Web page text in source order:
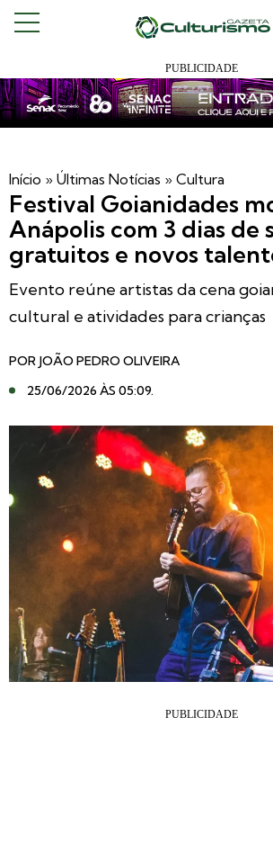
Início » Últimas Notícias » Cultura
Festival Goianidades
Anápolis com 3 dias de
gratuitos e novos
Evento reúne artistas da cena
cultural e atividades para crianças
POR JOÃO PEDRO OLIVEIRA
25/06/2026 ÀS 05:09.